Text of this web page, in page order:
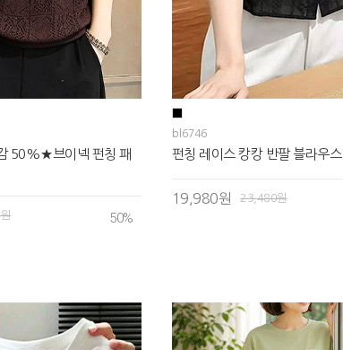
50%★브이넥 펀칭 패
50%
bl6746
펀칭 레이스 캉캉 반팔 블라우스
19,980원 23,480원